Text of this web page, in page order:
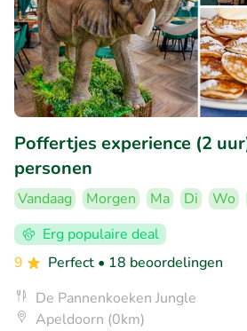
Poffertjes experience (2
personen
Vandaag Morgen Ma Di Wo
Erg populaire deal
9
Perfect • 18 beoordelingen
De Pannenkoeken Jungle
Apeldoorn (0km)